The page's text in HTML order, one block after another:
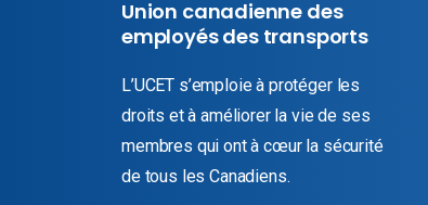
Union canadienne des
employés des transports
L’UCET s’emploie à protéger les
droits et à améliorer la vie de ses
membres qui ont à cœur la sécurité
de tous les Canadiens.